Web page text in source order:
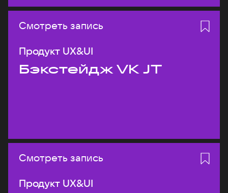
Смотреть запись
Продукт UX&UI
Бэкстейдж VK JT
Смотреть запись
Продукт UX&UI